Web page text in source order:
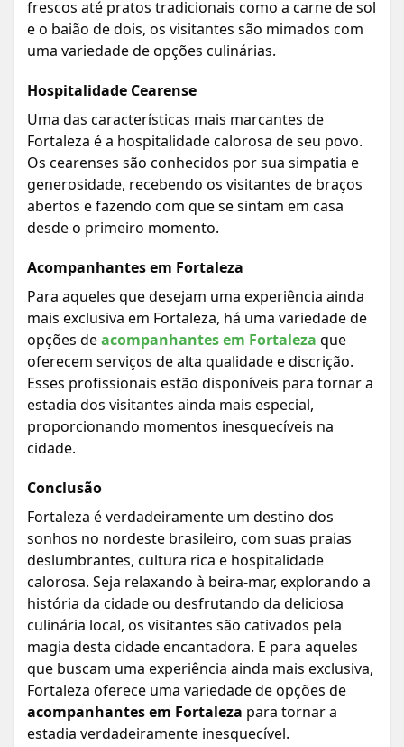
frescos até pratos tradicionais como a carne de sol
e o baião de dois, os visitantes são mimados com
uma variedade de opções culinárias.
Hospitalidade Cearense
Uma das características mais marcantes de
Fortaleza é a hospitalidade calorosa de seu povo.
Os cearenses são conhecidos por sua simpatia e
generosidade, recebendo os visitantes de braços
abertos e fazendo com que se sintam em casa
desde o primeiro momento.
Acompanhantes em Fortaleza
Para aqueles que desejam uma experiência ainda
mais exclusiva em Fortaleza, há uma variedade de
opções deacompanhantes em Fortaleza que
oferecem serviços de alta qualidade e discrição.
Esses profissionais estão disponíveis para tornar a
estadia dos visitantes ainda mais especial,
proporcionando momentos inesquecíveis na
cidade.
Conclusão
Fortaleza é verdadeiramente um destino dos
sonhos no nordeste brasileiro, com suas praias
deslumbrantes, cultura rica e hospitalidade
calorosa. Seja relaxando à beira-mar, explorando a
história da cidade ou desfrutando da deliciosa
culinária local, os visitantes são cativados pela
magia desta cidade encantadora. E para aqueles
que buscam uma experiência ainda mais exclusiva,
Fortaleza oferece uma variedade de opções de
acompanhantes em Fortaleza para tornar a
estadia verdadeiramente inesquecível.